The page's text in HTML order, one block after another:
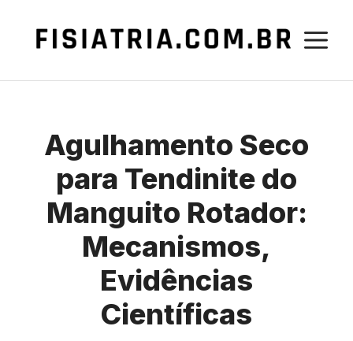
conteúdo
Agulhamento Seco
para Tendinite do
Manguito Rotador:
Mecanismos,
Evidências
Científicas